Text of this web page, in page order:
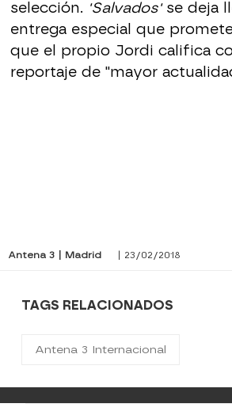
selección. 'Salvados'se deja
entrega especial que
que el propio Jordi califica
reportaje de "mayor
Antena 3 | Madrid | 23/02/2018
TAGS RELACIONADOS
Antena 3 Internacional